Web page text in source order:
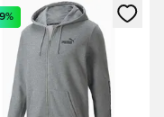
ako člen
modál na prihlásenie